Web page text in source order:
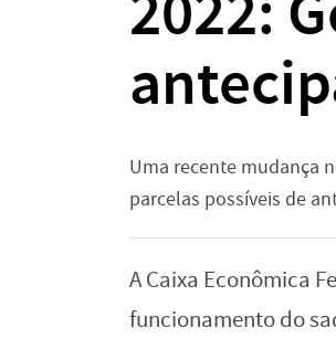
Uma recente mudança
parcelas possíveis de
A Caixa Econômica
funcionamento do